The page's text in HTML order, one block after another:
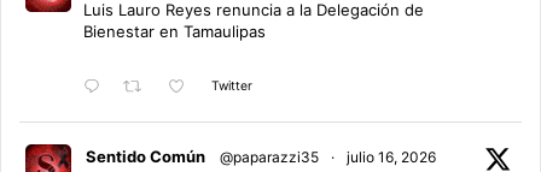
Luis Lauro Reyes renuncia a la Delegación de
Bienestar en Tamaulipas
Twitter
Sentido Común @paparazzi35 · julio 16, 2026